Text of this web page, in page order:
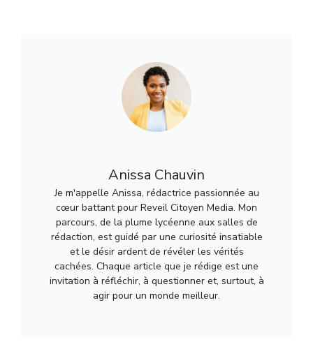
Anissa Chauvin
Je m'appelle Anissa, rédactrice passionnée au
cœur battant pour Reveil Citoyen Media. Mon
parcours, de la plume lycéenne aux salles de
rédaction, est guidé par une curiosité insatiable
et le désir ardent de révéler les vérités
cachées. Chaque article que je rédige est une
invitation à réfléchir, à questionner et, surtout, à
agir pour un monde meilleur.